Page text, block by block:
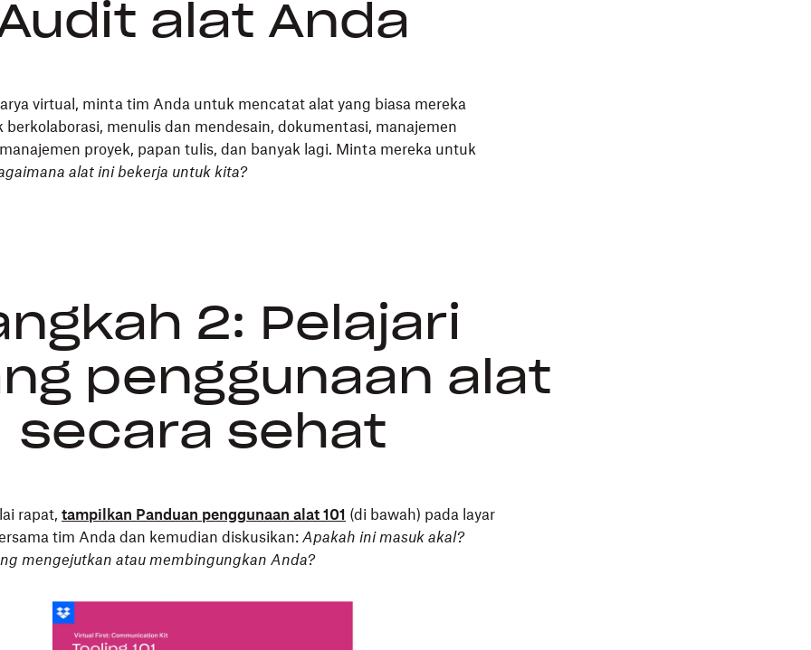
alat Anda
virtual, minta tim Anda untuk mencatat alat yang biasa mereka
menulis dan mendesain, dokumentasi, manajemen
proyek, papan tulis, dan banyak lagi. Minta mereka untuk
alat ini bekerja untuk kita?
2: Pelajari
penggunaan alat
secara sehat
rapat, tampilkan Panduan penggunaan alat 101 (di bawah) pada layar
tim Anda dan kemudian diskusikan: Apakah ini masuk akal?
mengejutkan atau membingungkan Anda?